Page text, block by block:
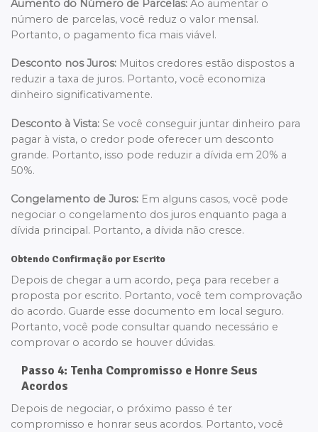
Aumento do Número de Parcelas: Ao aumentar o
número de parcelas, você reduz o valor mensal.
Portanto, o pagamento fica mais viável.
Desconto nos Juros: Muitos credores estão dispostos a
reduzir a taxa de juros. Portanto, você economiza
dinheiro significativamente.
Desconto à Vista: Se você conseguir juntar dinheiro para
pagar à vista, o credor pode oferecer um desconto
grande. Portanto, isso pode reduzir a dívida em 20% a
50%.
Congelamento de Juros: Em alguns casos, você pode
negociar o congelamento dos juros enquanto paga a
dívida principal. Portanto, a dívida não cresce.
Obtendo Confirmação por Escrito
Depois de chegar a um acordo, peça para receber a
proposta por escrito. Portanto, você tem comprovação
do acordo. Guarde esse documento em local seguro.
Portanto, você pode consultar quando necessário e
comprovar o acordo se houver dúvidas.
Passo 4: Tenha Compromisso e Honre Seus
Acordos
Depois de negociar, o próximo passo é ter
compromisso e honrar seus acordos. Portanto, você